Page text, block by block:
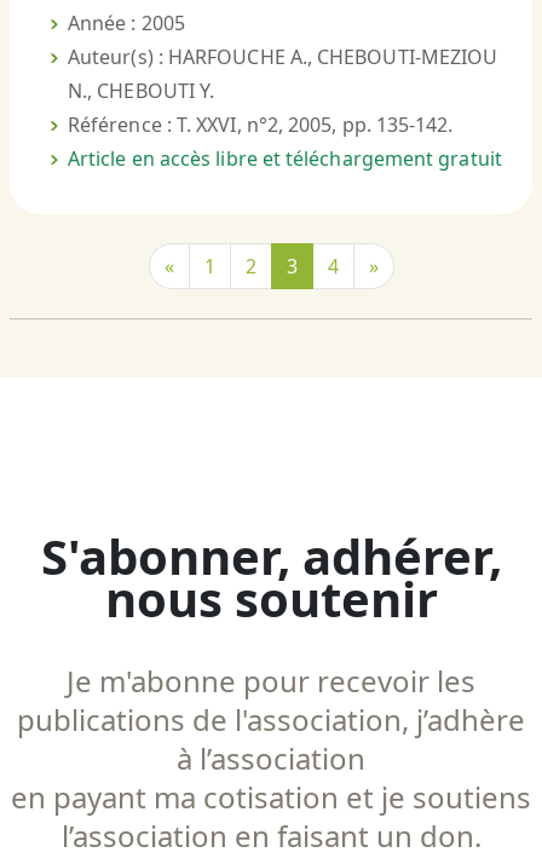
Année : 2005
Auteur(s) : HARFOUCHE A., CHEBOUTI-MEZIOU
N., CHEBOUTI Y.
Référence : T. XXVI, n°2, 2005, pp. 135-142.
Article en accès libre et téléchargement gratuit
« 1 2 3 4 »
S'abonner, adhérer,
nous soutenir
Je m'abonne pour recevoir les
publications de l'association, j’adhère
à l’association
en payant ma cotisation et je soutiens
l’association en faisant un don.